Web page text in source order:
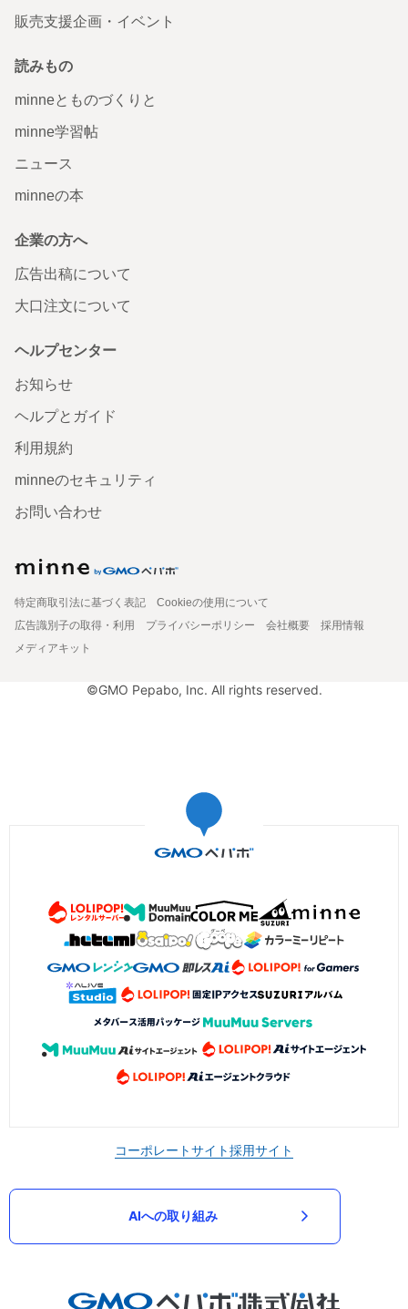
販売支援企画・イベント
読みもの
minneとものづくりと
minne学習帖
ニュース
minneの本
企業の方へ
広告出稿について
大口注文について
ヘルプセンター
お知らせ
ヘルプとガイド
利用規約
minneのセキュリティ
お問い合わせ
特定商取引法に基づく表記
Cookieの使用について
広告識別子の取得・利用
プライバシーポリシー 会社概要
採用情報
メディアキット
©GMO Pepabo, Inc. All rights reserved.
コーポレートサイト採用サイト
AIへの取り組み